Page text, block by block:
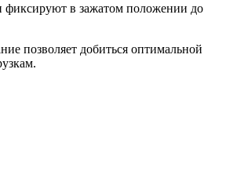
фиксируют в зажатом положении до
позволяет добиться оптимальной